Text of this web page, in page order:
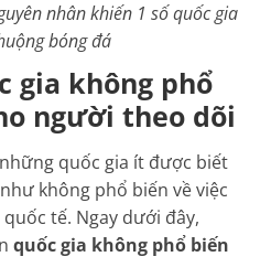
nhân khiến 1 số quốc gia
bóng đá
gia không phổ
người theo dõi
quốc gia ít được biết
không phổ biến về việc
tế. Ngay dưới đây,
quốc gia không phổ biến